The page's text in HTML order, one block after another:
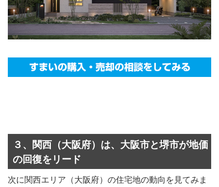
３、関西（大阪府）は、大阪市と堺市が地価
の回復をリード
次に関西エリア（大阪府）の住宅地の動向を見てみま